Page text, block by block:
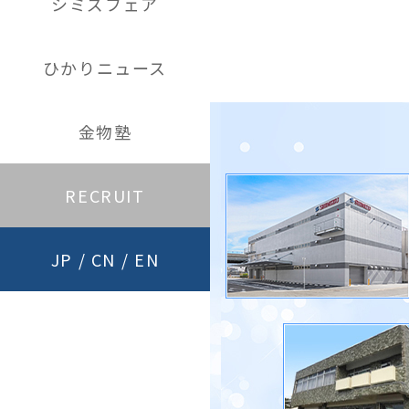
ひかりニュース
金物塾
RECRUIT
JP / CN / EN